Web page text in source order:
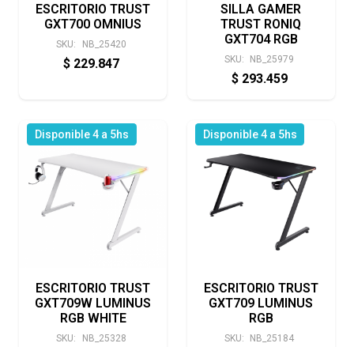
ESCRITORIO TRUST
GXT700 OMNIUS
SKU: NB_25420
$ 229.847
SILLA GAMER
TRUST RONIQ
GXT704 RGB
SKU: NB_25979
$ 293.459
Disponible 4 a 5hs
ESCRITORIO TRUST
GXT709W LUMINUS
RGB WHITE
SKU: NB_25328
Disponible 4 a 5hs
ESCRITORIO TRUST
GXT709 LUMINUS
RGB
SKU: NB_25184